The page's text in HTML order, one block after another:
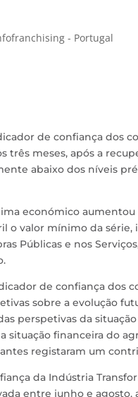
- Portugal
de confiança dos
três meses, após a
abaixo dos níveis
económico
o valor mínimo da série,
Públicas e nos
de confiança dos
sobre a evolução
perspetivas da
situação financeira do
registaram um
da Indústria
entre junho e